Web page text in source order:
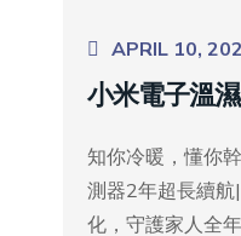
APRIL 10,
小米電子溫
知你冷暖，懂你
測器2年超長續
化，守護家人全